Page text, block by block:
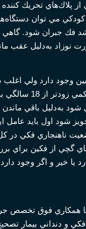
از پلاك‌هاي تحريك
مي توان
شود. گاهي
نوزاد به‌دليل
وجود دارد ولي
فك بايد تا
شود اول بايد
ناهنجاري فكي در
گچي از فكين براي
يا خير و اگر وجود
همكاري فوق تخصص
فكي و دنداني بيمار